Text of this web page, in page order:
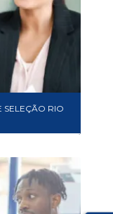
SELEÇÃO RIO